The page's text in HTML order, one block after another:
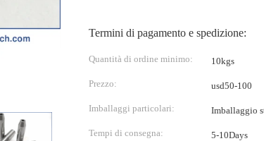
Termini di pagamento e spedizione:
Quantità di ordine minimo: 10kgs
Prezzo: usd50-100
Imballaggi particolari: Imballaggio
Tempi di consegna: 5-10Days